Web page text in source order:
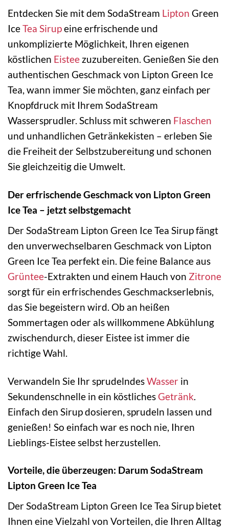
Entdecken Sie mit dem SodaStream Lipton Green
IceTea Sirupeine erfrischende und
unkomplizierte Möglichkeit, Ihren eigenen
köstlichen Eistee zuzubereiten. Genießen Sie den
authentischen Geschmack von Lipton Green Ice
Tea, wann immer Sie möchten, ganz einfach per
Knopfdruck mit Ihrem SodaStream
Wassersprudler. Schluss mit schweren Flaschen
und unhandlichen Getränkekisten – erleben Sie
die Freiheit der Selbstzubereitung und schonen
Sie gleichzeitig die Umwelt.
Der erfrischende Geschmack von Lipton Green
Ice Tea – jetzt selbstgemacht
Der SodaStream Lipton Green Ice Tea Sirup fängt
den unverwechselbaren Geschmack von Lipton
Green Ice Tea perfekt ein. Die feine Balance aus
Grüntee-Extrakten und einem Hauch von Zitrone
sorgt für ein erfrischendes Geschmackserlebnis,
das Sie begeistern wird. Ob an heißen
Sommertagen oder als willkommene Abkühlung
zwischendurch, dieser Eistee ist immer die
richtige Wahl.
Verwandeln Sie Ihr sprudelndesWasser in
Sekundenschnelle in ein köstliches Getränk
Einfach den Sirup dosieren, sprudeln lassen und
genießen! So einfach war es noch nie, Ihren
Lieblings-Eistee selbst herzustellen.
Vorteile, die überzeugen: Darum SodaStream
Lipton Green Ice Tea
Der SodaStream Lipton Green Ice Tea Sirup bietet
Ihnen eine Vielzahl von Vorteilen, die Ihren Alltag